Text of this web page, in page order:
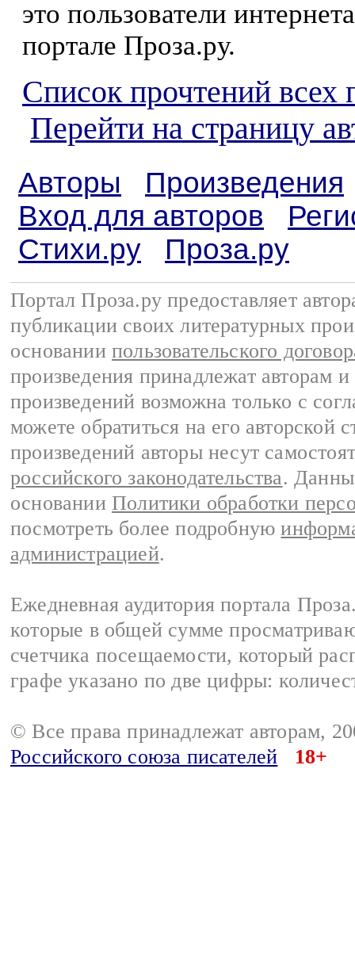
это пользователи
портале Проза.ру.
Список прочтений всех
Перейти на страницу
Авторы
Произведения
Вход для авторов
Стихи.ру
Проза.ру
Портал Проза.ру предоставляет
публикации своих литературных
основании пользовательского
произведения принадлежат авторам
произведений возможна только с
можете обратиться на его авторской
произведений авторы несут
российского законодательства.
основании Политики обработки
посмотреть более подробную
администрацией.
Ежедневная аудитория портала
которые в общей сумме
счетчика посещаемости, который
графе указано по две цифры:
© Все права принадлежат авторам,
Российского союза писателей
18+